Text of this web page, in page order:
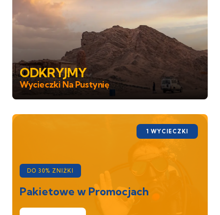
ODKRYJMY
Wycieczki Na Pustynię
1 WYCIECZKI
DO 30% ZNIŻKI
Pakietowe w Promocjach